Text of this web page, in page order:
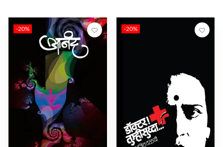
-20% -20%